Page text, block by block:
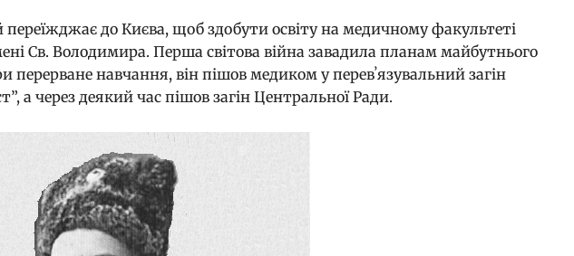
переїжджає до Києва, щоб здобути освіту на медичному факультеті
Св. Володимира. Перша світова війна завадила планам майбутнього
перерване навчання, він пішов медиком у перевʼязувальний загін
а через деякий час пішов загін Центральної Ради.